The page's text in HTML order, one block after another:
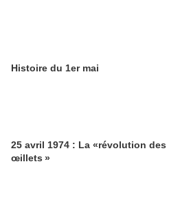
Histoire du 1er mai
25 avril 1974 : La «révolution des
œillets »